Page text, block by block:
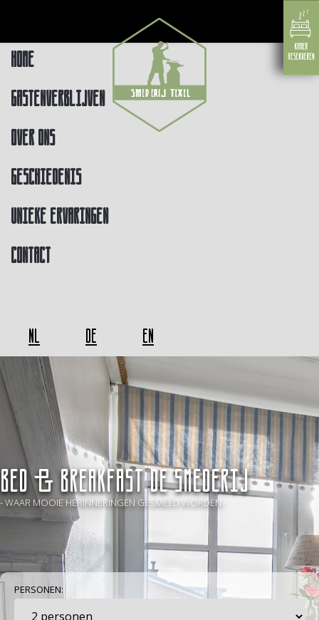
Home
Gastenverblijven
Over ons
Geschiedenis
Unieke ervaringen
Contact
NL DE EN
BED & BREAKFAST De Smederij
- WAAR MOOIE HERINNERINGEN GESMEED WORDEN -
PERSONEN: